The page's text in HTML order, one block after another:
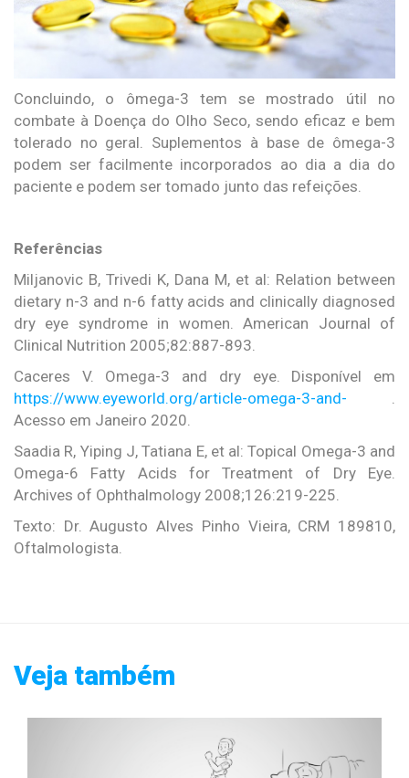
Concluindo, o ômega-3 tem se mostrado útil no
combate à Doença do Olho Seco, sendo eficaz e bem
tolerado no geral. Suplementos à base de ômega-3
podem ser facilmente incorporados ao dia a dia do
paciente e podem ser tomado junto das refeições.
Referências
Miljanovic B, Trivedi K, Dana M, et al: Relation between
dietary n-3 and n-6 fatty acids and clinically diagnosed
dry eye syndrome in women. American Journal of
Clinical Nutrition 2005;82:887-893.
Caceres V. Omega-3 and dry eye. Disponível em
https://www.eyeworld.org/article-omega-3-and-
Acesso em Janeiro 2020.
Saadia R, Yiping J, Tatiana E, et al: Topical Omega-3 and
Omega-6 Fatty Acids for Treatment of Dry Eye.
Archives of Ophthalmology 2008;126:219-225.
Texto: Dr. Augusto Alves Pinho Vieira, CRM 189810,
Oftalmologista.
Veja também